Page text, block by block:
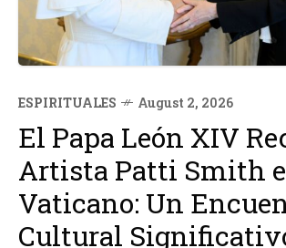
ESPIRITUALES August 2, 2026
El Papa León XIV
Artista Patti Smith
Vaticano: Un
Cultural